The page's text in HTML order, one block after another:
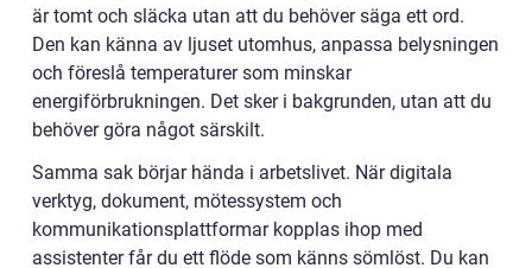
är tomt och släcka utan att du behöver säga ett ord.
Den kan känna av ljuset utomhus, anpassa belysningen
och föreslå temperaturer som minskar
energiförbrukningen. Det sker i bakgrunden, utan att du
behöver göra något särskilt.
Samma sak börjar hända i arbetslivet. När digitala
verktyg, dokument, mötessystem och
kommunikationsplattformar kopplas ihop med
assistenter får du ett flöde som känns sömlöst. Du kan